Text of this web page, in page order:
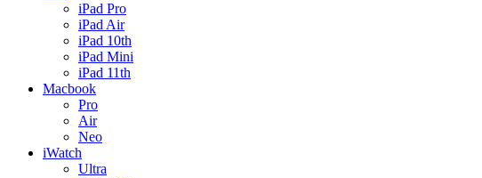
iPad Pro
iPad Air
iPad 10th
iPad Mini
iPad 11th
Macbook
Pro
Air
Neo
iWatch
Ultra